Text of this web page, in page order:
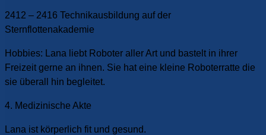
2412 – 2416 Technikausbildung auf der
Sternflottenakademie
Hobbies: Lana liebt Roboter aller Art und bastelt in ihrer
Freizeit gerne an ihnen. Sie hat eine kleine Roboterratte die
sie überall hin begleitet.
4. Medizinische Akte
Lana ist körperlich fit und gesund.